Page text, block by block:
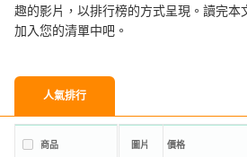
趣的影片，以排行榜的方式呈現。讀完本
加入您的清單中吧。
人氣排行
商品 圖片 價格